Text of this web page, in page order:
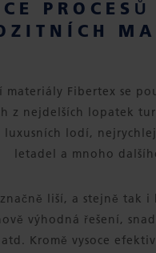
PROCESŮ
materiály Fibertex se
z nejdelších lopatek
luxusních lodí,
letadel a mnoho
liší, a stejně tak i
výhodná řešení,
Kromě vysoce